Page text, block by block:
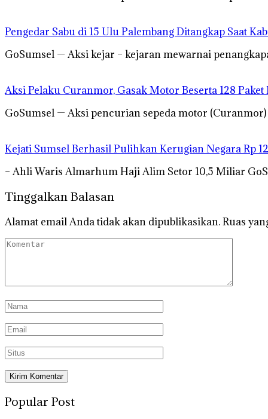
Pengedar Sabu di 15 Ulu Palembang Ditangkap Saat
GoSumsel — Aksi kejar – kejaran mewarnai
Aksi Pelaku Curanmor, Gasak Motor Beserta 128
GoSumsel — Aksi pencurian sepeda motor
Kejati Sumsel Berhasil Pulihkan Kerugian Negara Rp
– Ahli Waris Almarhum Haji Alim Setor 10,5 Miliar
Tinggalkan Balasan
Alamat email Anda tidak akan dipublikasikan.Ruas
Popular Post